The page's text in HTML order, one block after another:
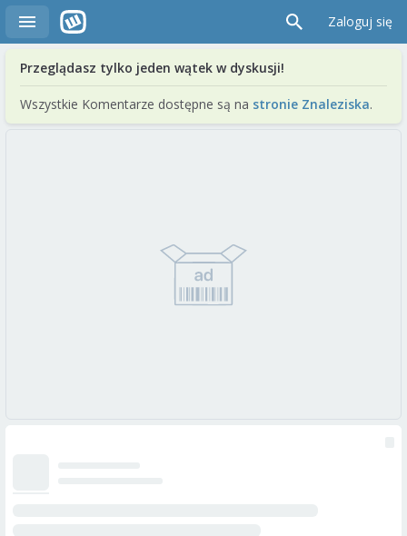
Zaloguj się
Przeglądasz tylko jeden wątek w dyskusji!
Wszystkie Komentarze dostępne są na stronie Znaleziska.